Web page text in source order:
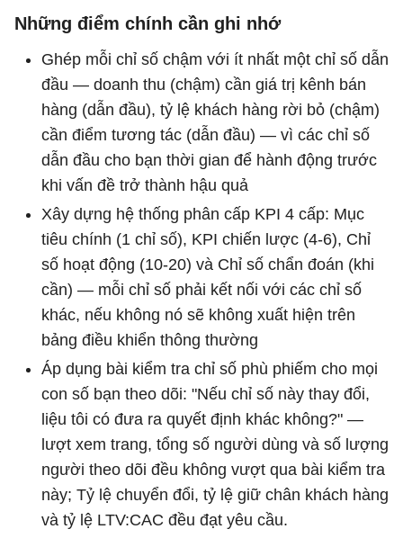
Những điểm chính cần ghi nhớ
Ghép mỗi chỉ số chậm với ít nhất một chỉ số dẫn
đầu — doanh thu (chậm) cần giá trị kênh bán
hàng (dẫn đầu), tỷ lệ khách hàng rời bỏ (chậm)
cần điểm tương tác (dẫn đầu) — vì các chỉ số
dẫn đầu cho bạn thời gian để hành động trước
khi vấn đề trở thành hậu quả
Xây dựng hệ thống phân cấp KPI 4 cấp: Mục
tiêu chính (1 chỉ số), KPI chiến lược (4-6), Chỉ
số hoạt động (10-20) và Chỉ số chẩn đoán (khi
cần) — mỗi chỉ số phải kết nối với các chỉ số
khác, nếu không nó sẽ không xuất hiện trên
bảng điều khiển thông thường
Áp dụng bài kiểm tra chỉ số phù phiếm cho mọi
con số bạn theo dõi: "Nếu chỉ số này thay đổi,
liệu tôi có đưa ra quyết định khác không?" —
lượt xem trang, tổng số người dùng và số lượng
người theo dõi đều không vượt qua bài kiểm tra
này; Tỷ lệ chuyển đổi, tỷ lệ giữ chân khách hàng
và tỷ lệ LTV:CAC đều đạt yêu cầu.